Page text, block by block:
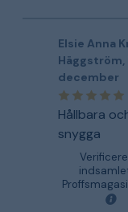
Elsie Anna
Häggström,
december
Hållbara
snygga